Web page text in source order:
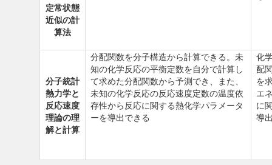
定常状態
近似の計
算法
分子統計
熱力学と
反応速度
理論の理
解と計算
分配関数を分子構造から計算できる。未
知の化学反応の平衡定数を自分で計算し
て求めた分配関数から予測でき、また、
未知の化学反応の反応速度定数の温度依
存性から反応に関する熱化学パラメータ
ーを導出できる
化
配
を
エ
に
導